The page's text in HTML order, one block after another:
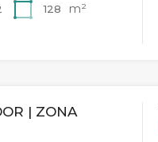
128
m²
| ZONA